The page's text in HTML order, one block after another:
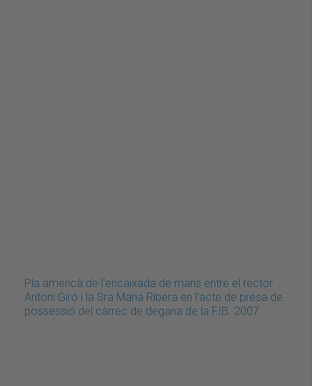
Pla americà de l'encaixada de mans entre el rector
Antoni Giró i la Sra Maria Ribera en l'acte de presa de
possessió del càrrec de degana de la FIB. 2007